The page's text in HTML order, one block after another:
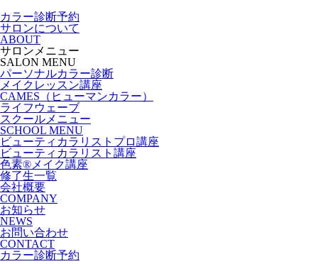
カラー診断予約
サロンについて
ABOUT
サロンメニュー
SALON MENU
パーソナルカラー診断
メイクレッスン講座
CAMES（ヒューマンカラー）
ライフウェーブ
スクールメニュー
SCHOOL MENU
ビューティカラリストプロ講座
ビューティカラリスト講座
色素®メイク講座
修了生一覧
会社概要
COMPANY
お知らせ
NEWS
お問い合わせ
CONTACT
カラー診断予約